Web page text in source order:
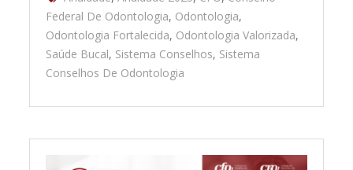
Federal De Odontologia, Odontologia,
Odontologia Fortalecida, Odontologia Valorizada,
Saúde Bucal, Sistema Conselhos, Sistema
Conselhos De Odontologia